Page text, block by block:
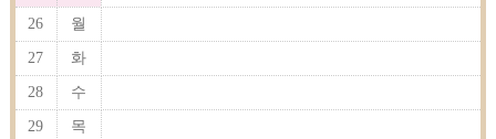
26 월
27 화
28 수
29 목